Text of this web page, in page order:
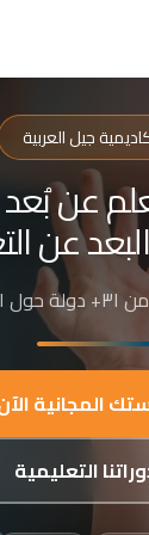
وتجويد القرآن الكريم والتربية الإسلامية
وغير الناطقين
إجازات معتمدة
التركية،
جيل العربية
عن بُعد
عن
المجانية
التعليمية